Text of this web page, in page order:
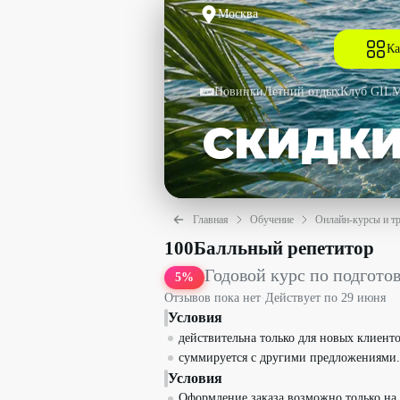
Москва
НовинкиЛетний отдыхКлуб
Главная Обучение Онлайн-курсы и
Годовой курс по подготовке к ЕГЭ и
100Балльный репетитор
5% Годовой курс по
Отзывов пока нет·Действует по 29 июня
Условия
действительна только для новых
суммируется с другими предложениями.
Условия